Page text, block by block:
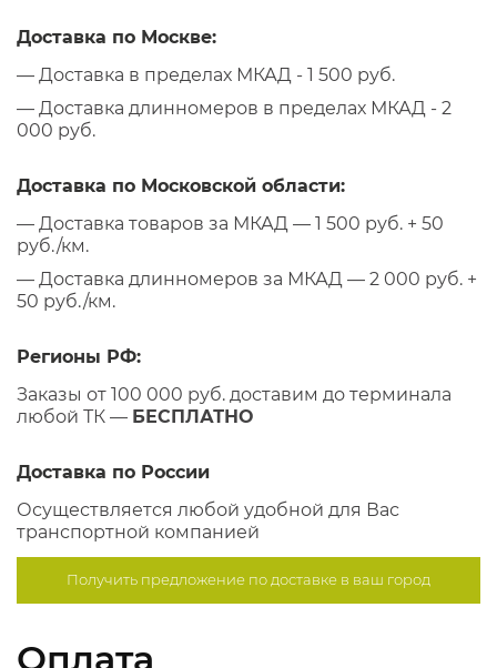
Доставка по Москве:
— Доставка в пределах МКАД - 1 500 руб.
— Доставка длинномеров в пределах МКАД - 2
000 руб.
Доставка по Московской области:
— Доставка товаров за МКАД — 1 500 руб. + 50
руб./км.
— Доставка длинномеров за МКАД — 2 000 руб. +
50 руб./км.
Регионы РФ:
Заказы от 100 000 руб. доставим до терминала
любой ТК — БЕСПЛАТНО
Доставка по России
Осуществляется любой удобной для Вас
транспортной компанией
Получить предложение подоставке в ваш город
Оплата